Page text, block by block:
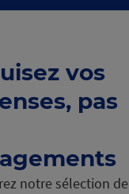
vos
pas
notre sélection de